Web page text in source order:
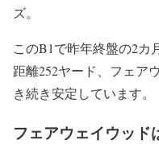
ズ。
このB1で昨年終盤の2カ
距離252ヤード、フェア
き続き安定しています。
フェアウェイウッド